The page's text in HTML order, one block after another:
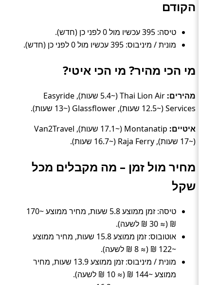
הקודם
טיסה: 395 עכשיו מול 0 לפני כן (חדש).
מונית / מיניבוס: 395 עכשיו מול 0 לפני כן (חדש).
מי הכי מהיר? מי הכי איטי?
מהירים:
Thai Lion Air (~5.4 שעות), Easyride
Services (~12.5 שעות), Glassflower (~13 שעות).
איטיים:
Montanatip (~17.1 שעות), Van2Travel
(~17 שעות), Raja Ferry (~16.7 שעות).
מחיר מול זמן – מה מקבלים מכל
שקל
טיסה: זמן ממוצע 5.8 שעות, מחיר ממוצע ~170
₪ (≈ 30 ₪ לשעה).
אוטובוס: זמן ממוצע 15.8 שעות, מחיר ממוצע
~122 ₪ (≈ 8 ₪ לשעה).
מונית / מיניבוס: זמן ממוצע 13.9 שעות, מחיר
ממוצע ~144 ₪ (≈ 10 ₪ לשעה).